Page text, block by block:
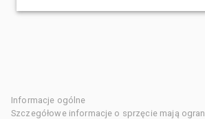
Informacje ogólne
Szczegółowe informacje o sprzęcie mają